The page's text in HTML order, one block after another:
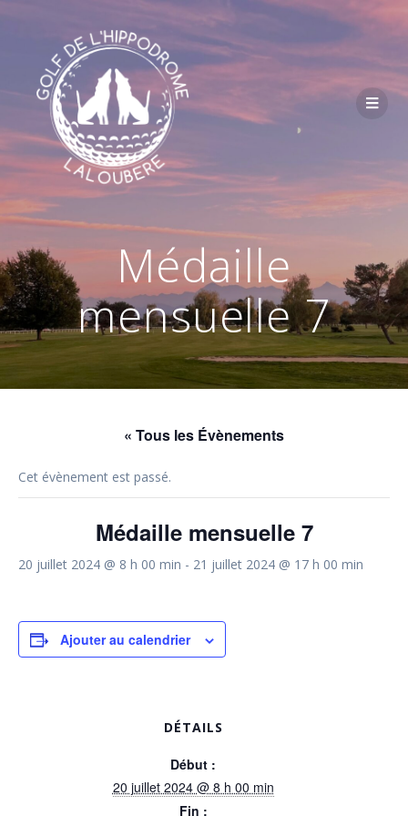
Passer
contenu
Médaille
mensuelle 7
« Tous les Évènements
Cet évènement est passé.
Médaille mensuelle 7
20 juillet 2024 @ 8 h 00 min - 21 juillet 2024 @ 17 h 00 min
Ajouter au calendrier
DÉTAILS
Début :
20 juillet 2024 @ 8 h 00 min
Fin :